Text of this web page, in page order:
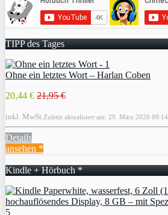
TIPP des Tages
Ohne ein letztes Wort – Harlan Coben
20,44 € 21,95 €
inkl. MwSt. Zuletzt aktualisiert am: 29. März 2026 09:14
Details
ansehen *
Kindle + Hörbuch *